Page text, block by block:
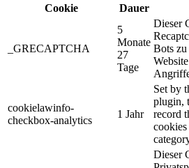
Cookie
Dauer
_GRECAPTCHA
5
Monate
27
Tage
Dieser
Bots
cookielawinfo-
checkbox-analytics
1 Jahr
Set by
plugin,
record
Dieser